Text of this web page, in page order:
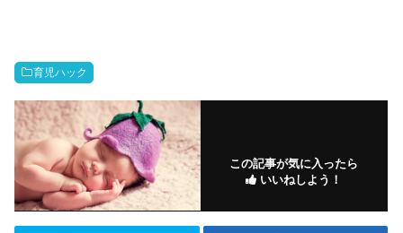
育児ハック
この記事が気に入ったら
いいねしよう！